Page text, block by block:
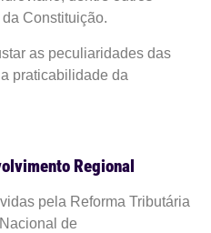
da Constituição.
as peculiaridades das
praticabilidade da
Regional
pela Reforma Tributária
de